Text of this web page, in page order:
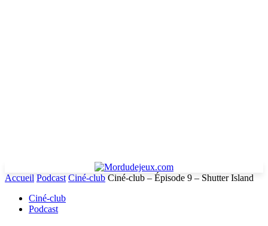
Accueil Podcast Ciné-club Ciné-club – Épisode 9 – Shutter Island
Ciné-club
Podcast